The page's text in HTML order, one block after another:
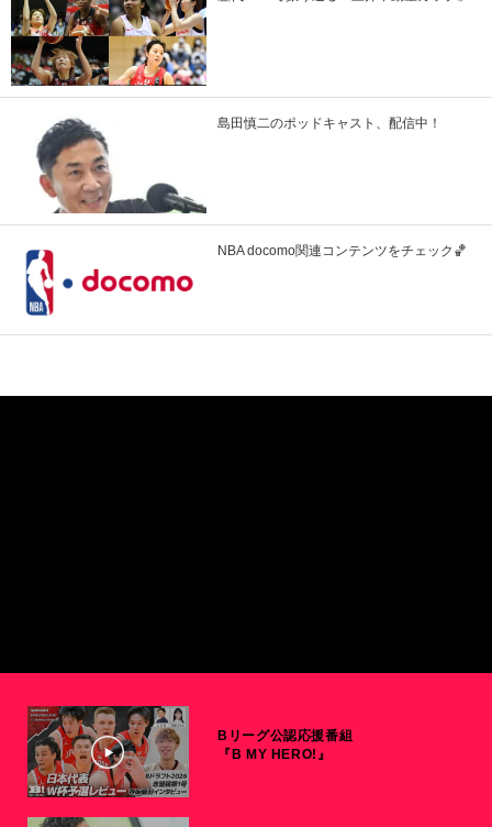
島田慎二のポッドキャスト、配信中！
NBA docomo関連コンテンツをチェック🏀
Bリーグ公認応援番組
『B MY HERO!』